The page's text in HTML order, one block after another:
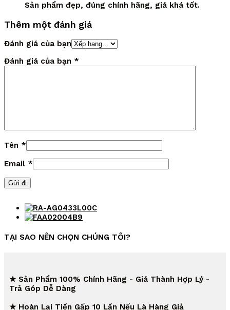
Sản phẩm đẹp, đúng chính hãng, giá khá tốt.
Thêm một đánh giá
Đánh giá của bạn
Đánh giá của bạn *
Tên *
Email *
TẠI SAO NÊN CHỌN CHÚNG TÔI?
★ Sản Phẩm 100% Chính Hãng - Giá Thành Hợp Lý -
Trả Góp Dễ Dàng
★ Hoàn Lại Tiền Gấp 10 Lần Nếu Là Hàng Giả